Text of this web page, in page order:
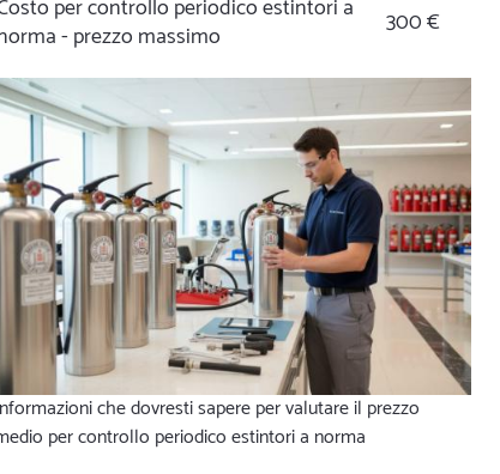
per controllo periodico estintori a
- prezzo massimo
300 €
che dovresti sapere per valutare il prezzo
per controllo periodico estintori a norma